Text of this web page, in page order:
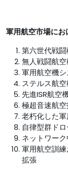
軍用航空市場に
第六世代戦
無人戦闘航
軍用航空機
ステルス航
先進ISR航空
極超音速航
老朽化した
自律型群ド
ネットワー
軍用航空訓
拡張